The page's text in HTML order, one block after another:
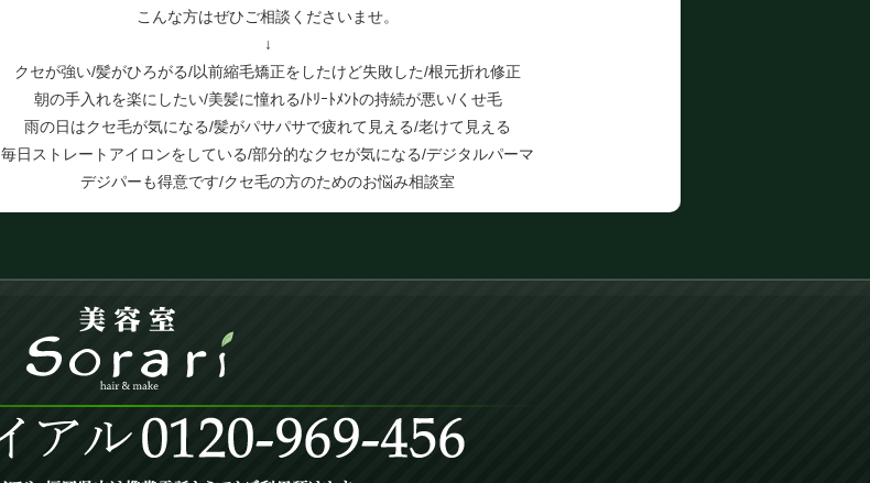
こんな方はぜひご相談くださいませ。
↓
クセが強い/髪がひろがる/以前縮毛矯正をしたけど失敗した/根元折れ修正
朝の手入れを楽にしたい/美髪に憧れる/ﾄﾘｰﾄﾒﾝﾄの持続が悪い/くせ毛
雨の日はクセ毛が気になる/髪がパサパサで疲れて見える/老けて見える
毎日ストレートアイロンをしている/部分的なクセが気になる/デジタルパーマ
デジパーも得意です/クセ毛の方のためのお悩み相談室